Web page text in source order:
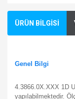
ÜRÜN BİLGİSİ
Genel Bilgi
4.3866.0X.XXX 1D
yapılabilmektedir.